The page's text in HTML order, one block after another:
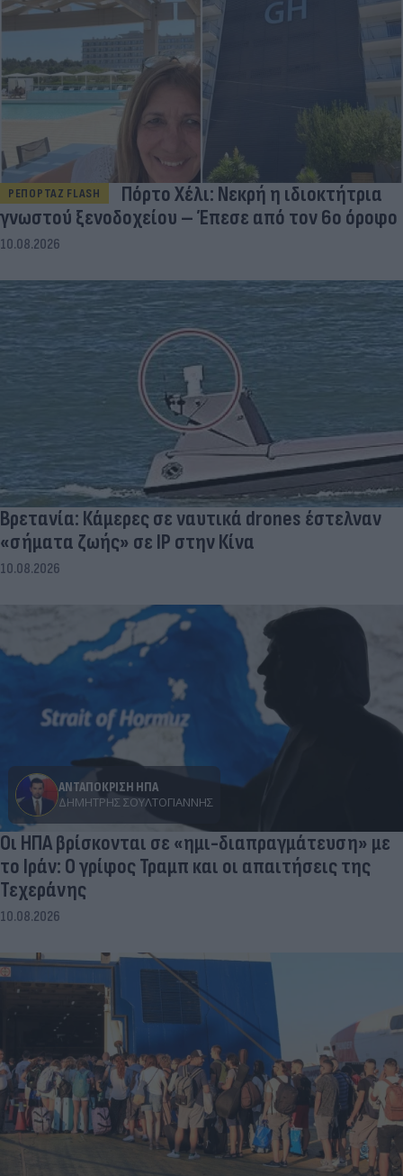
ΡΕΠΟΡΤΑΖ FLASH
Πόρτο Χέλι: Νεκρή η ιδιοκτήτρια
γνωστού ξενοδοχείου – Έπεσε από τον 6ο όροφο
10.08.2026
Βρετανία: Κάμερες σε ναυτικά drones έστελναν
«σήματα ζωής» σε IP στην Κίνα
10.08.2026
ΑΝΤΑΠΟΚΡΙΣΗ ΗΠΑ
ΔΗΜΉΤΡΗΣ ΣΟΥΛΤΟΓΙΆΝΝΗΣ
Οι ΗΠΑ βρίσκονται σε «ημι-διαπραγμάτευση» με
το Ιράν: Ο γρίφος Τραμπ και οι απαιτήσεις της
Τεχεράνης
10.08.2026